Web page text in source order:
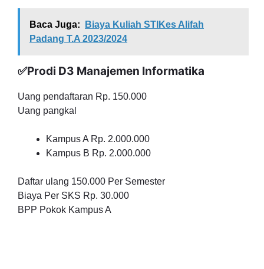
Baca Juga:
Biaya Kuliah STIKes Alifah
Padang T.A 2023/2024
✅Prodi D3 Manajemen Informatika
Uang pendaftaran Rp. 150.000
Uang pangkal
Kampus A Rp. 2.000.000
Kampus B Rp. 2.000.000
Daftar ulang 150.000 Per Semester
Biaya Per SKS Rp. 30.000
BPP Pokok Kampus A